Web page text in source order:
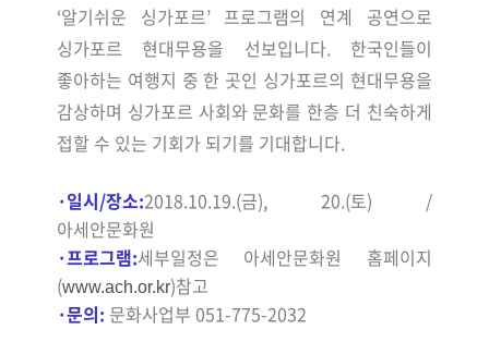
‘알기쉬운 싱가포르’ 프로그램의 연계 공연으로
싱가포르 현대무용을 선보입니다. 한국인들이
좋아하는 여행지 중 한 곳인 싱가포르의 현대무용을
감상하며 싱가포르 사회와 문화를 한층 더 친숙하게
접할 수 있는 기회가 되기를 기대합니다.
·일시/장소:2018.10.19.(금), 20.(토) /
아세안문화원
·프로그램:세부일정은 아세안문화원 홈페이지
(www.ach.or.kr)참고
·문의: 문화사업부 051-775-2032